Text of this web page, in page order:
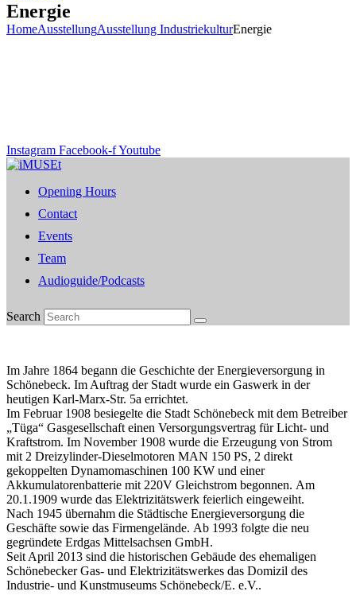
Energie
HomeAusstellungAusstellung IndustriekulturEnergie
Instagram Facebook-fYoutube
Opening Hours
Contact
Events
Team
Audioguide/Podcasts
Search
Im Jahre 1864 begann die Geschichte der Energieversorgung in
Schönebeck. Im Auftrag der Stadt wurde ein Gaswerk in der
heutigen Karl-Marx-Str. 5a errichtet.
Im Februar 1908 besiegelte die Stadt Schönebeck mit dem Betreiber
„Tüga“ Gasgesellschaft einen Versorgungsvertrag für Licht- und
Kraftstrom. Im November 1908 wurde die Erzeugung von Strom
mit 2 Dreizylinder-Dieselmotoren MAN 150 PS, 2 direkt
gekoppelten Dynamomaschinen 100 KW und einer
Akkumulatorenbatterie mit 220V Gleichstrom begonnen. Am
20.1.1909 wurde das Elektrizitätswerk feierlich eingeweiht.
Nach 1945 übernahm die Städtische Energieversorgung die
Geschäfte sowie das Firmengelände. Ab 1993 folgte die neu
gegründete Erdgas Mittelsachsen GmbH.
Seit April 2013 sind die historischen Gebäude des ehemaligen
Schönebecker Gas- und Elektrizitätswerkes das Domizil des
Industrie- und Kunstmuseums Schönebeck/E. e.V..